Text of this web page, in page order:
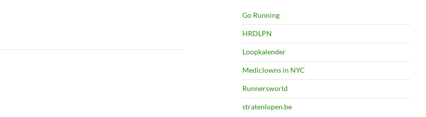
Go Running
HRDLPN
Loopkalender
Mediclowns in NYC
Runnersworld
stratenlopen.be